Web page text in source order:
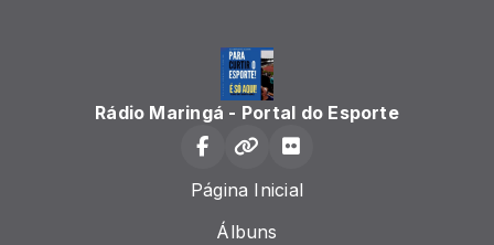
Rádio Maringá - Portal do Esporte
Página Inicial
Álbuns